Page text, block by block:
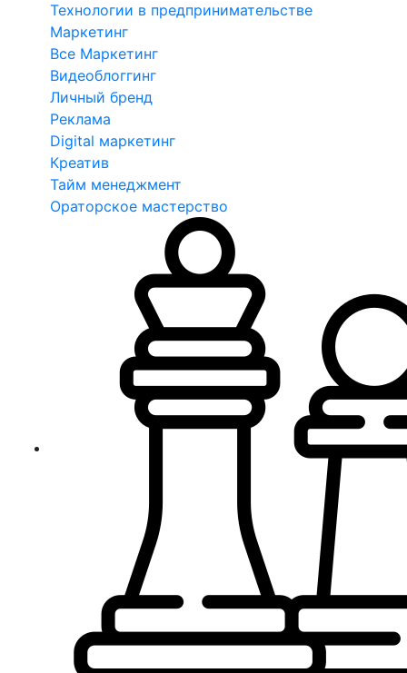
Технологии в предпринимательстве
Маркетинг
Все Маркетинг
Видеоблоггинг
Личный бренд
Реклама
Digital маркетинг
Креатив
Тайм менеджмент
Ораторское мастерство